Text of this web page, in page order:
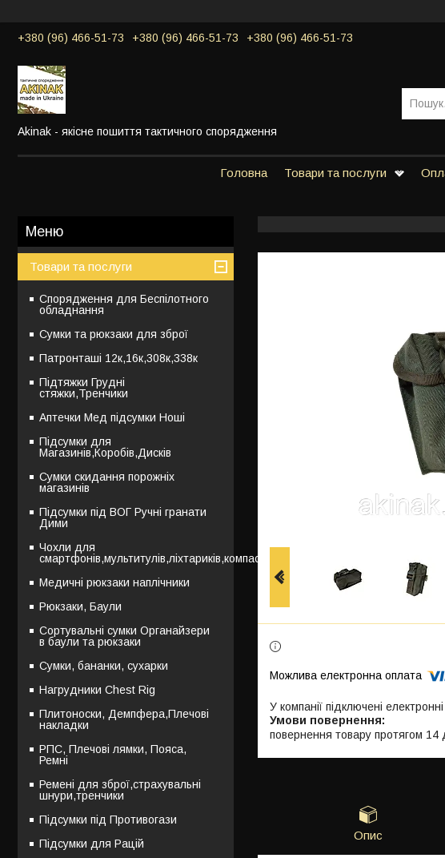
+380 (96) 466-51-73 +380 (96) 466-51-73 +380 (96) 466-51-73
Akinak - якісне пошиття тактичного спорядження
Головна Товари та послуги
У компанії підключені
повернення товару протягом 14
Опис
Товари та послуги
Спорядження для Беспілотного
обладнання
Сумки та рюкзаки для зброї
Патронташі 12к,16к,308к,338к
Підтяжки Грудні
стяжки,Тренчики
Аптечки Мед підсумки Ноші
Підсумки для
Магазинів,Коробів,Дисків
Сумки скидання порожніх
магазинів
Підсумки під ВОГ Ручні гранати
Дими
Чохли для
смартфонів,мультитулів,ліхтариків,компасів
Медичні рюкзаки наплічники
Рюкзаки, Баули
Сортувальні сумки Органайзери
в баули та рюкзаки
Сумки, бананки, сухарки
Нагрудники Chest Rig
Плитоноски, Демпфера,Плечові
накладки
РПС, Плечові лямки, Пояса,
Ремні
Ремені для зброї,страхувальні
шнури,тренчики
Підсумки під Противогази
Підсумки для Рацій